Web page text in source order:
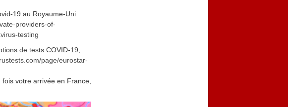
19 au Royaume-Uni
providers-of-
testing
de tests COVID-19,
page/eurostar-
votre arrivée en France,